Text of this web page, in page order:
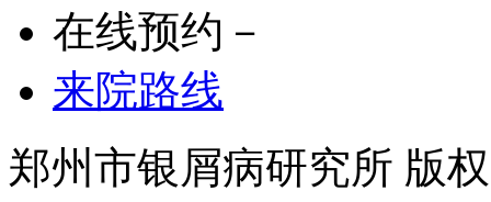
在线预约－
来院路线
郑州市银屑病研究所 版